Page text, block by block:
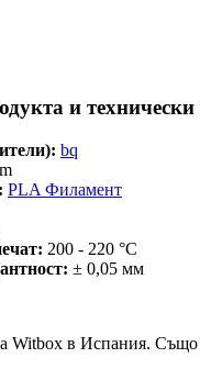
и
bq
PLA Филамент
200 - 220 °C
± 0,05 мм
Witbox в Испания.